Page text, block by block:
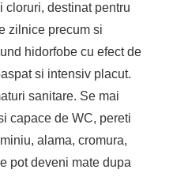
cloruri, destinat pentru
zilnice precum si
hidorfobe cu efect de
si intensiv placut.
sanitare. Se mai
capace de WC, pereti
alama, cromura,
pot deveni mate dupa